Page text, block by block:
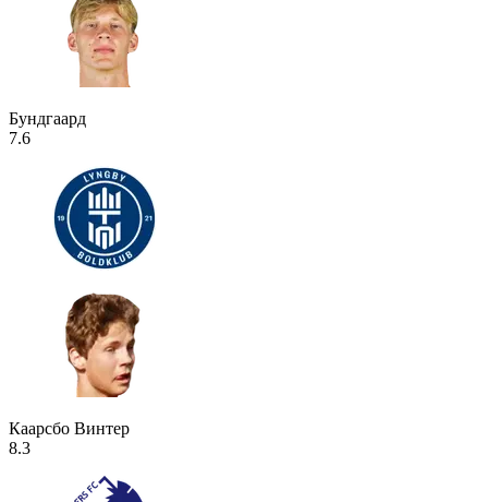
Бундгаард
7.6
Каарсбо Винтер
8.3